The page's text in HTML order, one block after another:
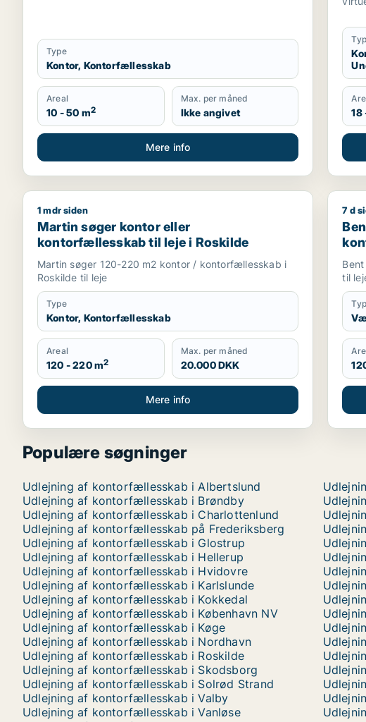
Type
Kontor, Kontorfællesskab
Areal
10 - 50 m2
Max. per måned
Ikke angivet
Mere info
18
Martin søger kontor eller kontorfællesskab til leje i Roskilde
1 mdr siden
Martin søger kontor eller
kontorfællesskab til leje i Roskilde
Martin søger 120-220 m2 kontor / kontorfællesskab i
Roskilde til leje
Type
Kontor, Kontorfællesskab
Areal
120 - 220 m2
Max. per måned
20.000 DKK
Mere info
7 d
til
Populære søgninger
Udlejning af kontorfællesskab i Albertslund
Udlejning af kontorfællesskab i Brøndby
Udlejning af kontorfællesskab i Charlottenlund
Udlejning af kontorfællesskab på Frederiksberg
Udlejning af kontorfællesskab i Glostrup
Udlejning af kontorfællesskab i Hellerup
Udlejning af kontorfællesskab i Hvidovre
Udlejning af kontorfællesskab i Karlslunde
Udlejning af kontorfællesskab i Kokkedal
Udlejning af kontorfællesskab i København NV
Udlejning af kontorfællesskab i Køge
Udlejning af kontorfællesskab i Nordhavn
Udlejning af kontorfællesskab i Roskilde
Udlejning af kontorfællesskab i Skodsborg
Udlejning af kontorfællesskab i Solrød Strand
Udlejning af kontorfællesskab i Valby
Udlejning af kontorfællesskab i Vanløse